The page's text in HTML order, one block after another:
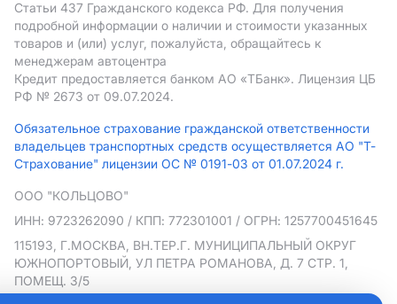
Статьи 437 Гражданского кодекса РФ. Для получения
подробной информации о наличии и стоимости указанных
товаров и (или) услуг, пожалуйста, обращайтесь к
менеджерам автоцентра
Кредит предоставляется банком АO «ТБанк». Лицензия ЦБ
РФ № 2673 от 09.07.2024.
Обязательное страхование гражданской ответственности
владельцев транспортных средств осуществляется АО "Т-
Страхование" лицензии ОС № 0191-03 от 01.07.2024 г.
ООО "КОЛЬЦОВО"
ИНН: 9723262090 / КПП: 772301001 / ОГРН: 1257700451645
115193, Г.МОСКВА, ВН.ТЕР.Г. МУНИЦИПАЛЬНЫЙ ОКРУГ
ЮЖНОПОРТОВЫЙ, УЛ ПЕТРА РОМАНОВА, Д. 7 СТР. 1,
ПОМЕЩ. 3/5